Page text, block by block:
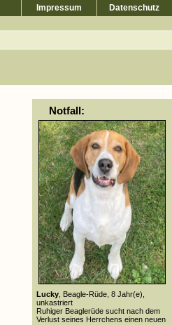
Impressum Datenschutz
Notfall:
Lucky , Beagle-Rüde, 8 Jahr(e),
unkastriert
Ruhiger Beaglerüde sucht nach dem
Verlust seines Herrchens einen neuen